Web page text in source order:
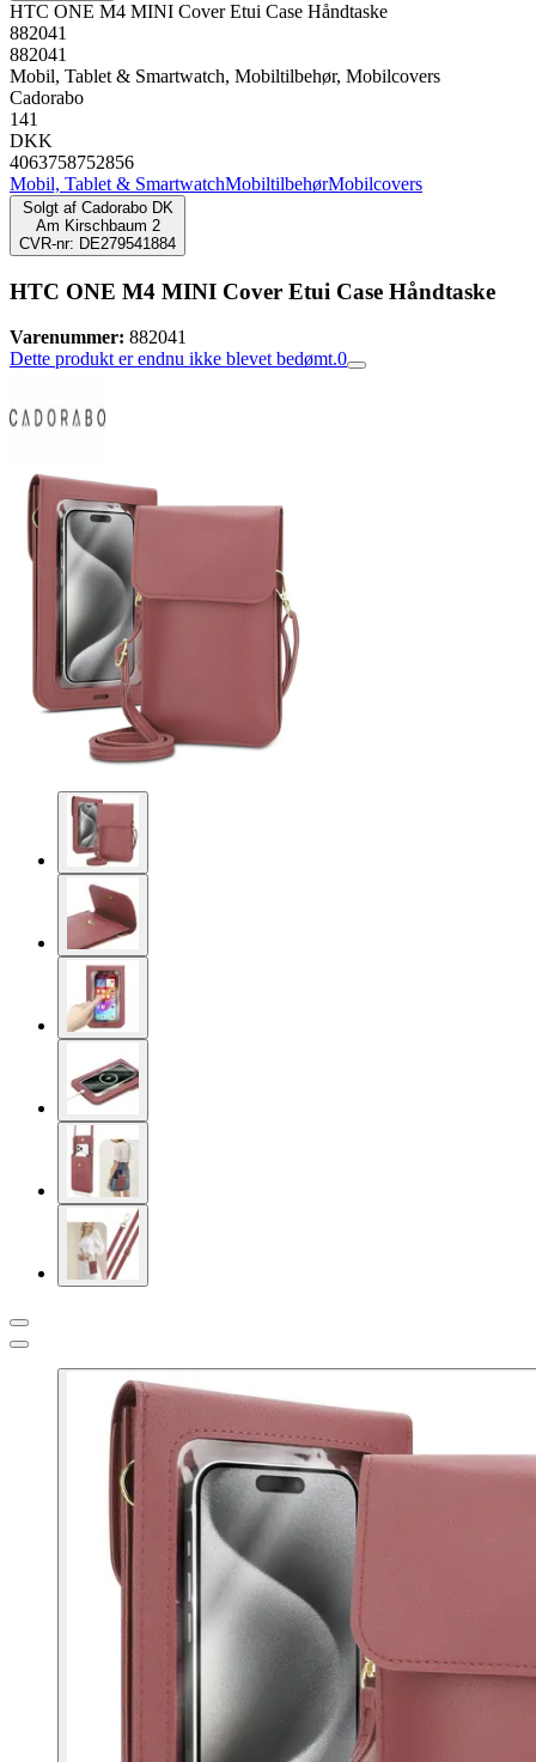
HTC ONE M4 MINI Cover Etui Case Håndtaske
882041
882041
Mobil, Tablet & Smartwatch, Mobiltilbehør, Mobilcovers
Cadorabo
141
DKK
4063758752856
Mobil, Tablet & SmartwatchMobiltilbehørMobilcovers
Solgt af Cadorabo DK
Am Kirschbaum 2
CVR-nr: DE279541884
HTC ONE M4 MINI Cover Etui Case Håndtaske
Varenummer: 882041
Dette produkt er endnu ikke blevet bedømt.0